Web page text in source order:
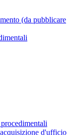
(da pubblicare
d'ufficio